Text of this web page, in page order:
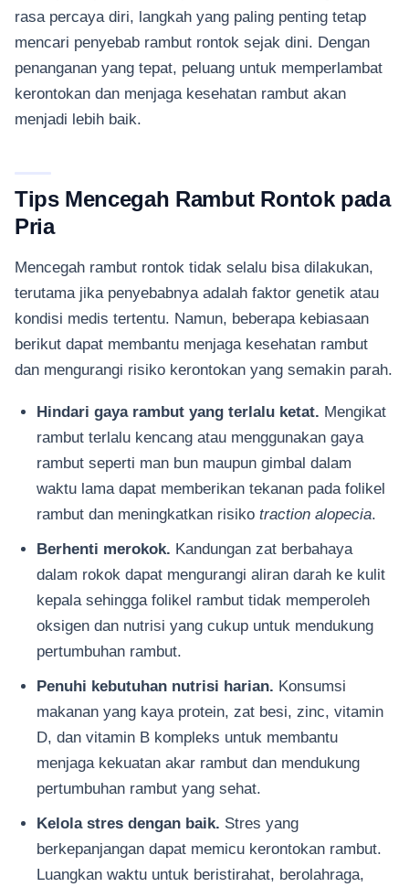
rasa percaya diri, langkah yang paling penting tetap
mencari penyebab rambut rontok sejak dini. Dengan
penanganan yang tepat, peluang untuk memperlambat
kerontokan dan menjaga kesehatan rambut akan
menjadi lebih baik.
Tips Mencegah Rambut Rontok pada
Pria
Mencegah rambut rontok tidak selalu bisa dilakukan,
terutama jika penyebabnya adalah faktor genetik atau
kondisi medis tertentu. Namun, beberapa kebiasaan
berikut dapat membantu menjaga kesehatan rambut
dan mengurangi risiko kerontokan yang semakin parah.
Hindari gaya rambut yang terlalu ketat. Mengikat
rambut terlalu kencang atau menggunakan gaya
rambut seperti man bun maupun gimbal dalam
waktu lama dapat memberikan tekanan pada folikel
rambut dan meningkatkan risiko traction alopecia.
Berhenti merokok. Kandungan zat berbahaya
dalam rokok dapat mengurangi aliran darah ke kulit
kepala sehingga folikel rambut tidak memperoleh
oksigen dan nutrisi yang cukup untuk mendukung
pertumbuhan rambut.
Penuhi kebutuhan nutrisi harian. Konsumsi
makanan yang kaya protein, zat besi, zinc, vitamin
D, dan vitamin B kompleks untuk membantu
menjaga kekuatan akar rambut dan mendukung
pertumbuhan rambut yang sehat.
Kelola stres dengan baik. Stres yang
berkepanjangan dapat memicu kerontokan rambut.
Luangkan waktu untuk beristirahat, berolahraga,